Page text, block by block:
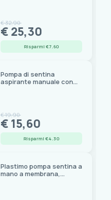
€ 32,90
€ 25,30
Risparmi €7.60
Pompa di sentina
aspirante manuale con
€ 19,90
€ 15,60
Risparmi €4.30
Plastimo pompa sentina a
mano a membrana,